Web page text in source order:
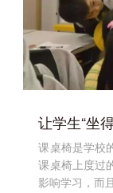
课桌椅是学校
课桌椅上度过
影响学习，而